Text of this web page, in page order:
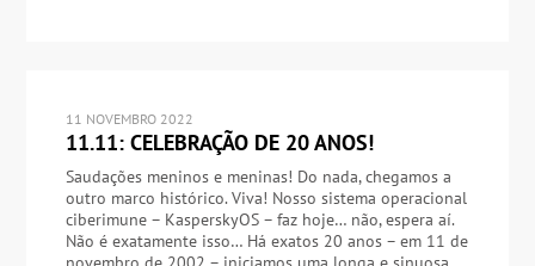
11 NOVEMBRO 2022
11.11: CELEBRAÇÃO DE 20 ANOS!
Saudações meninos e meninas! Do nada, chegamos a
outro marco histórico. Viva! Nosso sistema operacional
ciberimune – KasperskyOS – faz hoje… não, espera aí.
Não é exatamente isso… Há exatos 20 anos – em 11 de